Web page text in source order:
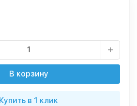
В корзину
Купить в 1 клик